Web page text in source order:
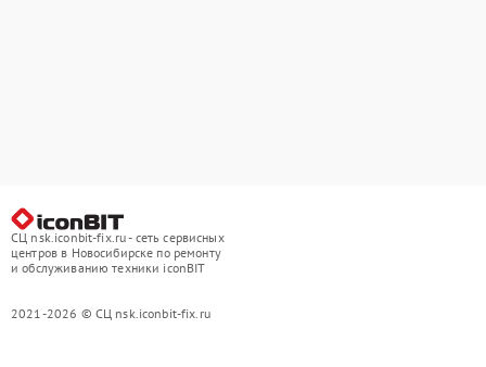
СЦ nsk.iconbit-fix.ru - сеть сервисных
центров в Новосибирске по ремонту
и обслуживанию техники iconBIT
2021-2026 © СЦ nsk.iconbit-fix.ru